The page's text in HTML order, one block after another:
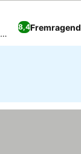
8,4